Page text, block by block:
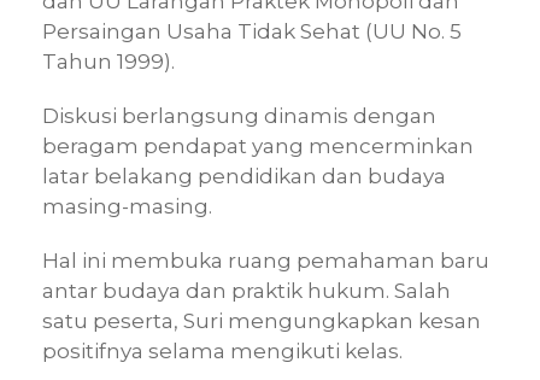
Persaingan Usaha Tidak Sehat (UU No. 5
Tahun 1999).
Diskusi berlangsung dinamis dengan
beragam pendapat yang mencerminkan
latar belakang pendidikan dan budaya
masing-masing.
Hal ini membuka ruang pemahaman baru
antar budaya dan praktik hukum. Salah
satu peserta, Suri mengungkapkan kesan
positifnya selama mengikuti kelas.